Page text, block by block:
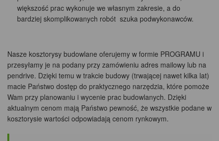
większość prac wykonuje we własnym zakresie, a do
bardziej skomplikowanych robót szuka podwykonawców.
Nasze kosztorysy budowlane oferujemy w formie PROGRAMU i
przesyłamy je na podany przy zamówieniu adres mailowy lub na
pendrive. Dzięki temu w trakcie budowy (trwającej nawet kilka lat)
macie Państwo dostęp do praktycznego narzędzia, które pomoże
Wam przy planowaniu i wycenie prac budowlanych. Dzięki
aktualnym cenom mają Państwo pewność, że wszystkie podane w
kosztorysie wartości odpowiadają cenom rynkowym.